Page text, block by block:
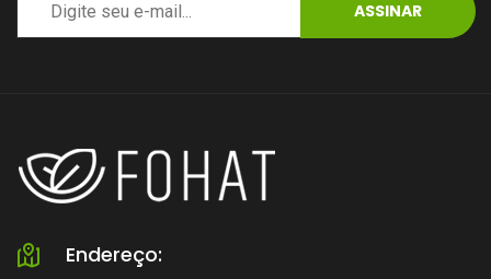
ASSINAR
Endereço: